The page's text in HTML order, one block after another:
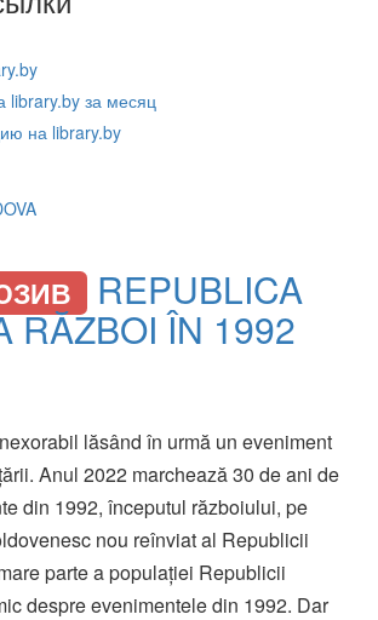
library.by за месяц
на library.by
REPUBLICA
RĂZBOI ÎN 1992
lăsând în urmă un eveniment
Anul 2022 marchează 30 de ani de
din 1992, începutul războiului, pe
nou reînviat al Republicii
parte a populației Republicii
despre evenimentele din 1992. Dar